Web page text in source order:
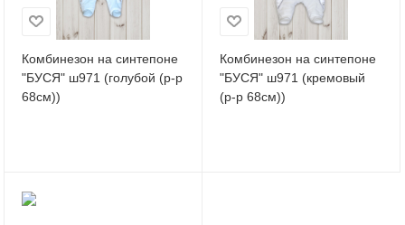
Комбинезон на синтепоне
"БУСЯ" ш971 (голубой (р-р
68см))
Комбинезон на синтепоне
"БУСЯ" ш971 (кремовый
(р-р 68см))